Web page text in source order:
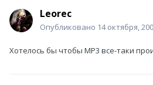
Leorec
Опубликовано 14 октября,
Хотелось бы чтобы МР3 все-таки